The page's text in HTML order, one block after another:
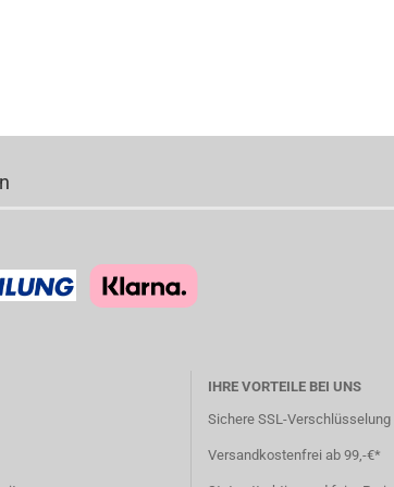
IHRE VORTEILE BEI UNS
Sichere SSL-Verschlüsselung
Versandkostenfrei ab 99,-€*